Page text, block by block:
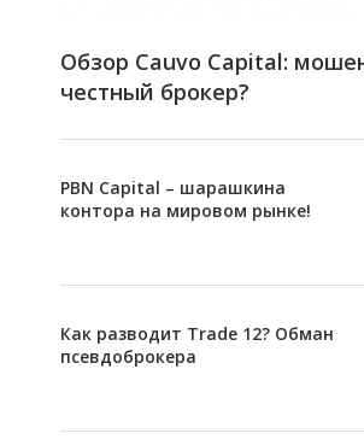
Обзор Cauvo Capital:
честный брокер?
PBN Capital – шарашкина
контора на мировом рынке!
Как разводит Trade 12? Обман
псевдоброкера